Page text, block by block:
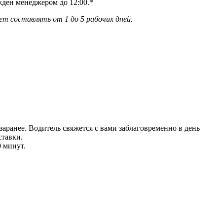
менеджером до 12:00.*
составлять от 1 до 5 рабочих дней.
Водитель свяжется с вами заблаговременно в день
минут.